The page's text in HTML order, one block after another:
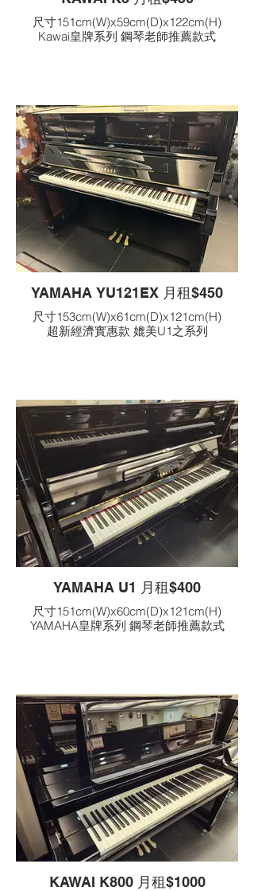
尺寸151cm(W)x59cm(D)x122cm(H)
Kawai皇牌系列 鋼琴老師推薦款式
YAMAHA YU121EX 月租$450
尺寸153cm(W)x61cm(D)x121cm(H)
超新經濟實惠款 媲美U1之系列
YAMAHA U1 月租$400
尺寸151cm(W)x60cm(D)x121cm(H)
YAMAHA皇牌系列 鋼琴老師推薦款式
KAWAI K800 月租$1000